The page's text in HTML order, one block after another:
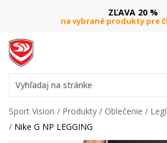
ZĽAVA 20 %
na vybrané produkty pre
Vyhľadaj na stránke
Sport Vision Produkty Oblečenie
Nike G NP LEGGING